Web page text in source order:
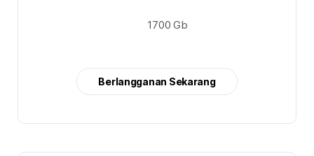
1700 Gb
Berlangganan Sekarang